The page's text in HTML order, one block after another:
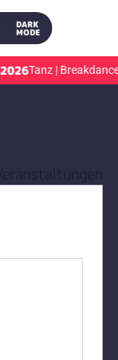
DARK
MODE
Tanz | Breakdance